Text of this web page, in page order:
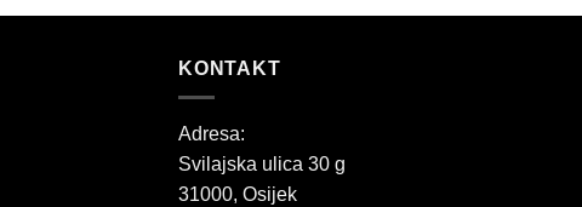
KONTAKT
Adresa:
Svilajska ulica 30 g
31000, Osijek